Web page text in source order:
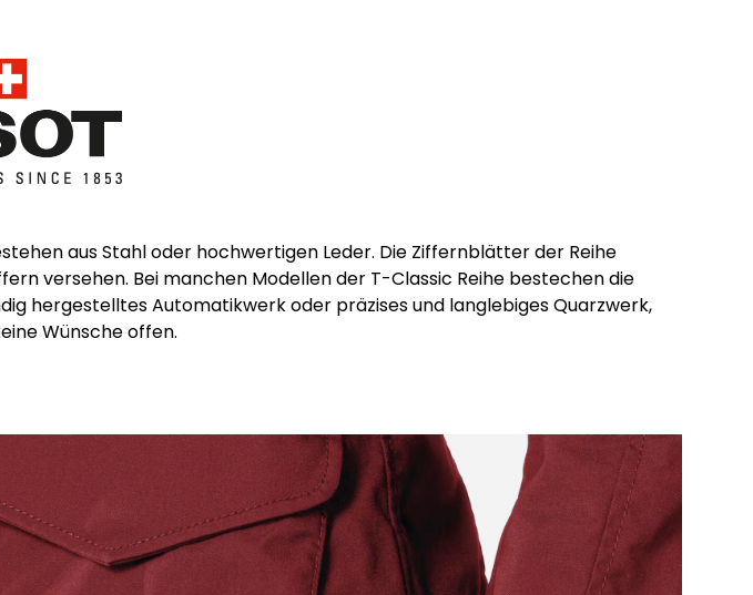
aus Stahl oder hochwertigen Leder. Die Ziffernblätter der Reihe
versehen. Bei manchen Modellen der T-Classic Reihe bestechen die
hergestelltes Automatikwerk oder präzises und langlebiges Quarzwerk,
Wünsche offen.